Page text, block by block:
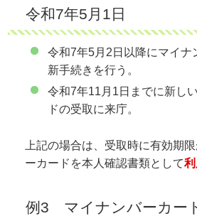
令和7年5月1日
令和7年5月2日以降にマイナ
新手続きを行う。
令和7年11月1日までに新し
ドの受取に来庁。
上記の場合は、受取時に有効期
ーカードを本人確認書類として
例3 マイナンバーカー